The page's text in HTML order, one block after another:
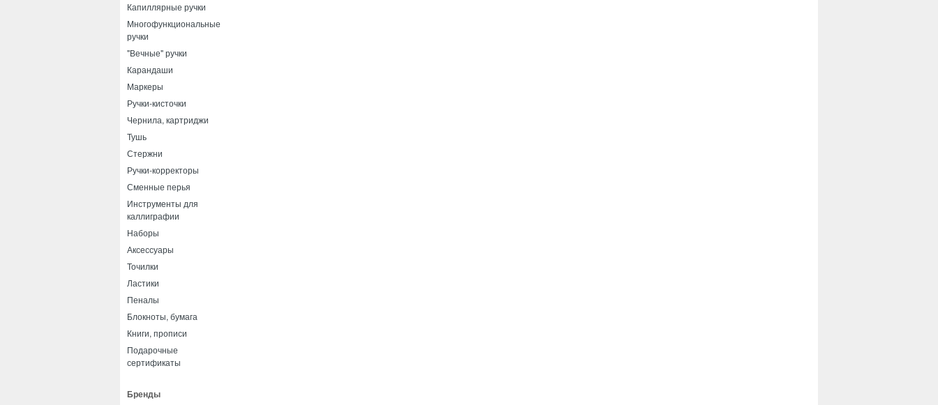
Капиллярные ручки
Многофункциональные
ручки
"Вечные" ручки
Карандаши
Маркеры
Ручки-кисточки
Чернила, картриджи
Тушь
Стержни
Ручки-корректоры
Сменные перья
Инструменты для
каллиграфии
Наборы
Аксессуары
Точилки
Ластики
Пеналы
Блокноты, бумага
Книги, прописи
Подарочные
сертификаты
Бренды